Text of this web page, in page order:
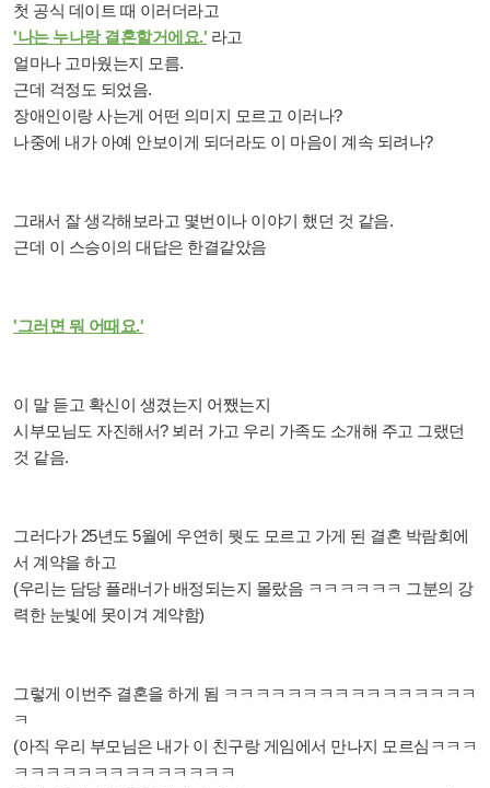
첫 공식 데이트 때 이러더라고
'나는 누나랑 결혼할거에요.' 라고
얼마나 고마웠는지 모름.
근데 걱정도 되었음.
장애인이랑 사는게 어떤 의미지 모르고 이러나?
나중에 내가 아예 안보이게 되더라도 이 마음이 계속 되려나?
그래서 잘 생각해보라고 몇번이나 이야기 했던 것 같음.
근데 이 스승이의 대답은 한결같았음
'그러면 뭐 어때요.'
이 말 듣고 확신이 생겼는지 어쨌는지
시부모님도 자진해서? 뵈러 가고 우리 가족도 소개해 주고 그랬던
것 같음.
그러다가 25년도 5월에 우연히 뭣도 모르고 가게 된 결혼 박람회에
서 계약을 하고
(우리는 담당 플래너가 배정되는지 몰랐음 ㅋㅋㅋㅋㅋㅋ 그분의 강
력한 눈빛에 못이겨 계약함)
그렇게 이번주 결혼을 하게 됨 ㅋㅋㅋㅋㅋㅋㅋㅋㅋㅋㅋㅋㅋㅋㅋㅋ
ㅋ
(아직 우리 부모님은 내가 이 친구랑 게임에서 만나지 모르심ㅋㅋㅋ
ㅋㅋㅋㅋㅋㅋㅋㅋㅋㅋㅋㅋㅋㅋ